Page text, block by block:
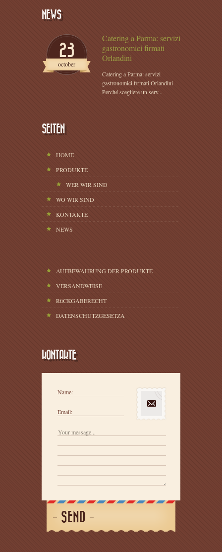
NEWS
23
october
Catering a Parma: servizi
gastronomici firmati
Orlandini
Catering a Parma: servizi
gastronomici firmati Orlandini
Perché scegliere un serv...
SEITEN
HOME
PRODUKTE
WER WIR SIND
WO WIR SIND
KONTAKTE
NEWS
AUFBEWAHRUNG DER PRODUKTE
VERSANDWEISE
RüCKGABERECHT
DATENSCHUTZGESETZA
KONTAKTE
Name:
Email:
SEND